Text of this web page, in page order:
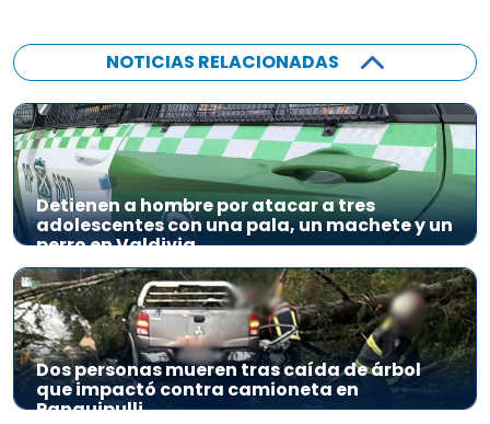
NOTICIAS RELACIONADAS
Detienen a hombre por atacar a tres
adolescentes con una pala, un machete y un
perro en Valdivia
Dos personas mueren tras caída de árbol
que impactó contra camioneta en
Panguipulli